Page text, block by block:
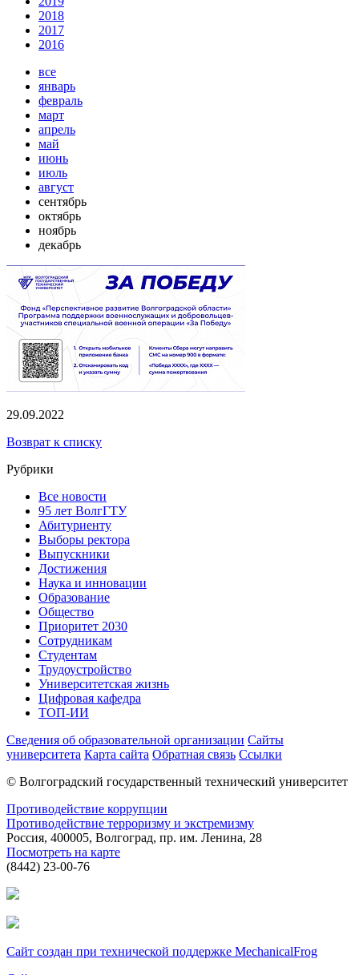
2018
2017
2016
все
январь
февраль
март
апрель
май
июнь
июль
август
сентябрь
октябрь
ноябрь
декабрь
29.09.2022
Возврат к списку
Рубрики
Все новости
95 лет ВолгГТУ
Абитуриенту
Выборы ректора
Выпускники
Достижения
Наука и инновации
Образование
Общество
Приоритет 2030
Сотрудникам
Студентам
Трудоустройство
Университетская жизнь
Цифровая кафедра
ТОП-ИИ
Сведения об образовательной организации Сайты
университета Карта сайта Обратная связь Ссылки
© Волгоградский государственный технический университет
Противодействие коррупции
Противодействие терроризму и экстремизму
Россия, 400005, Волгоград, пр. им. Ленина, 28
Посмотреть на карте
(8442) 23-00-76
Сайт создан при технической поддержке MechanicalFrog